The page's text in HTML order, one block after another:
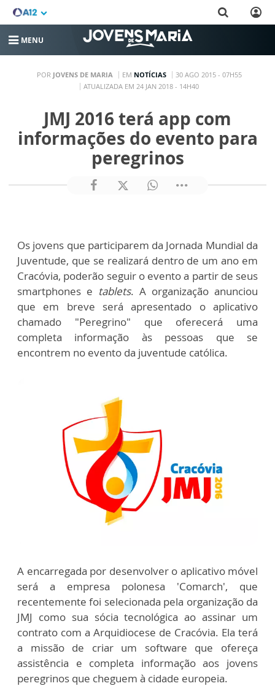
MENU
POR JOVENS DE MARIA EM NOTÍCIAS
30 AGO 2015 - 07H55
ATUALIZADA EM 24 JAN 2018 - 14H40
JMJ 2016 terá app com
informações do evento para
peregrinos
Os jovens que participarem da Jornada Mundial da
Juventude, que se realizará dentro de um ano em
Cracóvia, poderão seguir o evento a partir de seus
smartphones e tablets. A organização anunciou
que em breve será apresentado o aplicativo
chamado "Peregrino" que oferecerá uma
completa informação às pessoas que se
encontrem no evento da juventude católica.
A encarregada por desenvolver o aplicativo móvel
será a empresa polonesa 'Comarch', que
recentemente foi selecionada pela organização da
JMJ como sua sócia tecnológica ao assinar um
contrato com a Arquidiocese de Cracóvia. Ela terá
a missão de criar um software que ofereça
assistência e completa informação aos jovens
peregrinos que cheguem à cidade europeia.